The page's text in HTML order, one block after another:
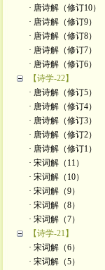
· 唐诗解（修订10）
· 唐诗解（修订9）
· 唐诗解（修订8）
· 唐诗解（修订7）
· 唐诗解（修订6）
【诗学-22】
· 唐诗解（修订5）
· 唐诗解（修订4）
· 唐诗解（修订3）
· 唐诗解（修订2）
· 唐诗解（修订1）
· 宋词解（11）
· 宋词解（10）
· 宋词解（9）
· 宋词解（8）
· 宋词解（7）
【诗学-21】
· 宋词解（6）
· 宋词解（5）